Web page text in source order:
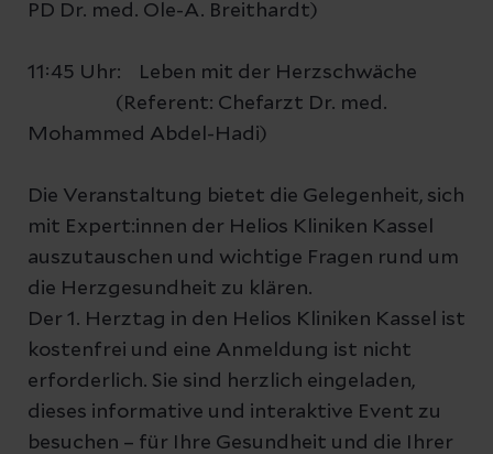
PD Dr. med. Ole-A. Breithardt)
11:45 Uhr: Leben mit der Herzschwäche
(Referent: Chefarzt Dr. med.
Mohammed Abdel-Hadi)
Die Veranstaltung bietet die Gelegenheit, sich
mit Expert:innen der Helios Kliniken Kassel
auszutauschen und wichtige Fragen rund um
die Herzgesundheit zu klären.
Der 1. Herztag in den Helios Kliniken Kassel ist
kostenfrei und eine Anmeldung ist nicht
erforderlich. Sie sind herzlich eingeladen,
dieses informative und interaktive Event zu
besuchen – für Ihre Gesundheit und die Ihrer